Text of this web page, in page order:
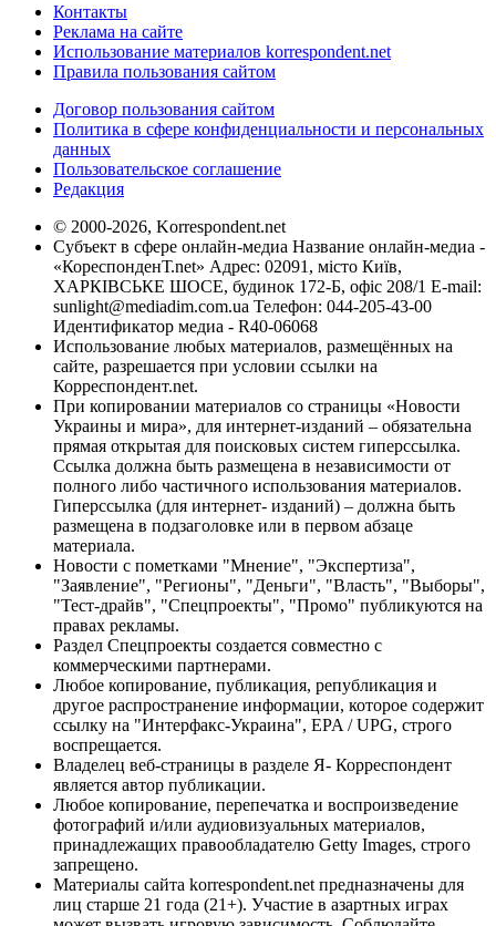
Контакты
Реклама на сайте
Использование материалов korrespondent.net
Правила пользования сайтом
Договор пользования сайтом
Политика в сфере конфиденциальности и персональных
данных
Пользовательское соглашение
Редакция
© 2000-2026, Korrespondent.net
Субъект в сфере онлайн-медиа Название онлайн-медиа -
«КореспонденТ.net» Адрес: 02091, місто Київ,
ХАРКІВСЬКЕ ШОСЕ, будинок 172-Б, офіс 208/1 E-mail:
sunlight@mediadim.com.ua Телефон: 044-205-43-00
Идентификатор медиа - R40-06068
Использование любых материалов, размещённых на
сайте, разрешается при условии ссылки на
Корреспондент.net.
При копировании материалов со страницы «Новости
Украины и мира», для интернет-изданий – обязательна
прямая открытая для поисковых систем гиперссылка.
Ссылка должна быть размещена в независимости от
полного либо частичного использования материалов.
Гиперссылка (для интернет- изданий) – должна быть
размещена в подзаголовке или в первом абзаце
материала.
Новости с пометками "Мнение", "Экспертиза",
"Заявление", "Регионы", "Деньги", "Власть", "Выборы",
"Тест-драйв", "Спецпроекты", "Промо" публикуются на
правах рекламы.
Раздел Спецпроекты создается совместно с
коммерческими партнерами.
Любое копирование, публикация, републикация и
другое распространение информации, которое содержит
ссылку на "Интерфакс-Украина", EPA / UPG, строго
воспрещается.
Владелец веб-страницы в разделе Я- Корреспондент
является автор публикации.
Любое копирование, перепечатка и воспроизведение
фотографий и/или аудиовизуальных материалов,
принадлежащих правообладателю Getty Images, строго
запрещено.
Материалы сайта korrespondent.net предназначены для
лиц старше 21 года (21+). Участие в азартных играх